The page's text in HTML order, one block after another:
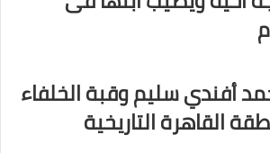
أفندي سليم وقبة الخلفاء
القاهرة التاريخية